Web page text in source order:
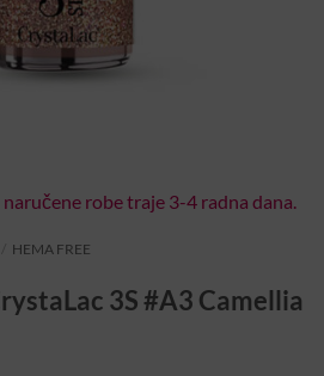
robe traje 3-4 radna dana.
HEMA FREE
3S #A3 Camellia